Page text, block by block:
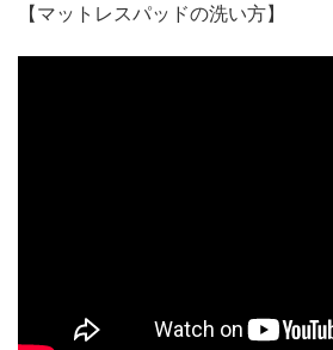
【マットレスパッドの洗い方】